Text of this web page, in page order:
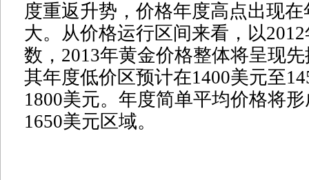
度重返升势，价格年度高点出现
大。从价格运行区间来看，以
数，2013年黄金价格整体将呈现
其年度低价区预计在1400美元至
1800美元。年度简单平均价格将
1650美元区域。